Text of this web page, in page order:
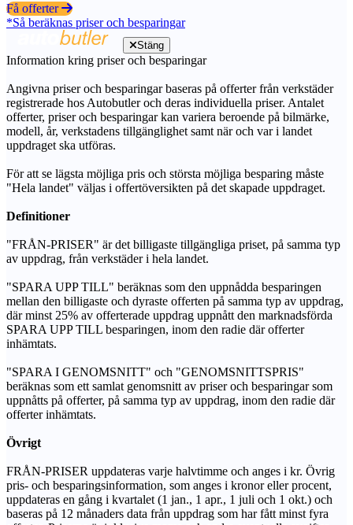
Få offerter
*Så beräknas priser och besparingar
Stäng
Information kring priser och besparingar
Angivna priser och besparingar baseras på offerter från verkstäder
registrerade hos Autobutler och deras individuella priser. Antalet
offerter, priser och besparingar kan variera beroende på bilmärke,
modell, år, verkstadens tillgänglighet samt när och var i landet
uppdraget ska utföras.
För att se lägsta möjliga pris och största möjliga besparing måste
"Hela landet" väljas i offertöversikten på det skapade uppdraget.
Definitioner
"FRÅN-PRISER" är det billigaste tillgängliga priset, på samma typ
av uppdrag, från verkstäder i hela landet.
"SPARA UPP TILL" beräknas som den uppnådda besparingen
mellan den billigaste och dyraste offerten på samma typ av uppdrag,
där minst 25% av offerterade uppdrag uppnått den marknadsförda
SPARA UPP TILL besparingen, inom den radie där offerter
inhämtats.
"SPARA I GENOMSNITT" och "GENOMSNITTSPRIS"
beräknas som ett samlat genomsnitt av priser och besparingar som
uppnåtts på offerter, på samma typ av uppdrag, inom den radie där
offerter inhämtats.
Övrigt
FRÅN-PRISER uppdateras varje halvtimme och anges i kr. Övrig
pris- och besparingsinformation, som anges i kronor eller procent,
uppdateras en gång i kvartalet (1 jan., 1 apr., 1 juli och 1 okt.) och
baseras på 12 månaders data från uppdrag som har fått minst fyra